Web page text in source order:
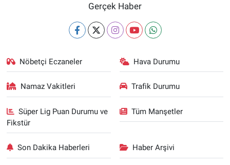
Gerçek Haber
Nöbetçi Eczaneler Hava Durumu
Namaz Vakitleri Trafik Durumu
Süper Lig Puan Durumu ve
Fikstür
Tüm Manşetler
Son Dakika Haberleri Haber Arşivi